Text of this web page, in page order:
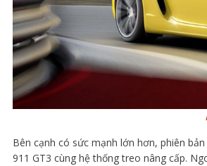
Bên cạnh có sức mạnh lớn hơn, phiên
911 GT3 cùng hệ thống treo nâng cấp.